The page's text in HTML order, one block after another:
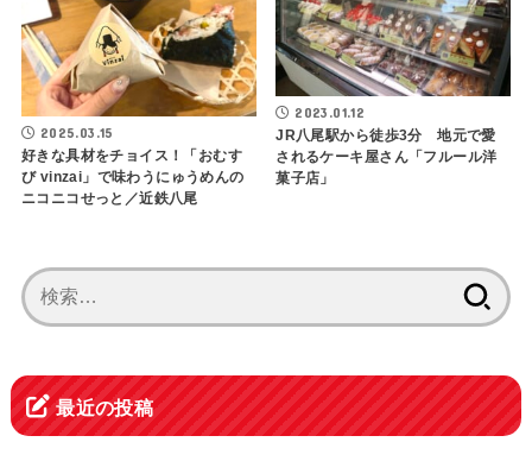
2025.03.15
好きな具材をチョイス！「おむす
び vinzai」で味わうにゅうめんの
ニコニコせっと／近鉄八尾
2023.01.12
JR八尾駅から徒歩3分 地元で愛
されるケーキ屋さん「フルール洋
菓子店」
索:
最近の投稿